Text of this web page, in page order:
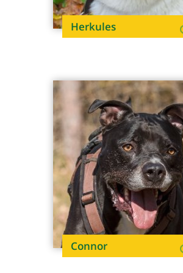
Herkules
Connor